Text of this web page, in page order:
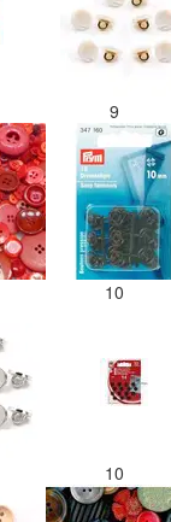
9
10
10